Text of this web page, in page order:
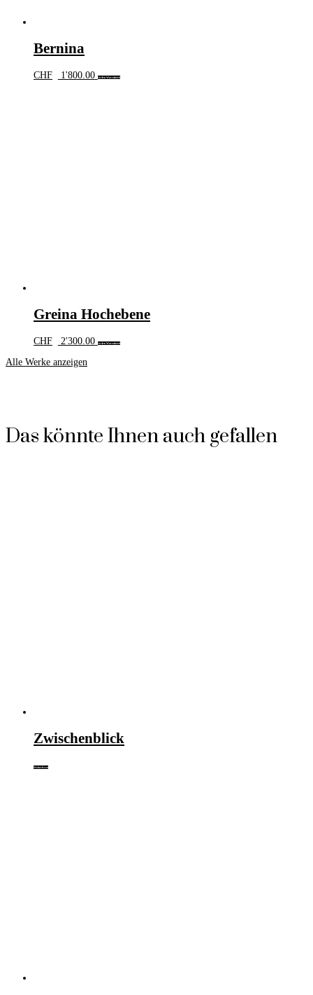
Bernina
CHF 1'800.00 In den Warenkorb
Greina Hochebene
CHF 2'300.00 In den Warenkorb
Alle Werke anzeigen
Das könnte Ihnen auch gefallen
Zwischenblick
Weiterlesen